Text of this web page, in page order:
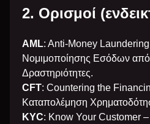
2. Ορισμοί
AML: Anti-Money
Νομιμοποίησης Εσόδων
Δραστηριότητες.
CFT: Countering the
Καταπολέμηση
KYC: Know Your Customer